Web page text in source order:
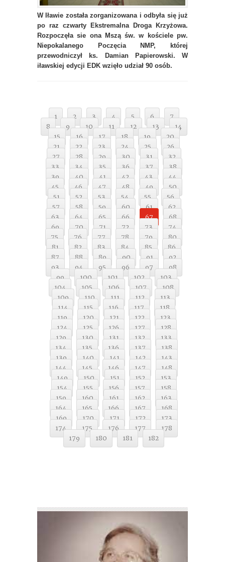
W Iławie została zorganizowana i odbyła się już
po raz czwarty Ekstremalna Droga Krzyżowa.
Rozpoczęła sie ona Mszą św. w kościele pw.
Niepokalanego Poczęcia NMP, której
przewodniczył ks. Damian Papierowski. W
iławskiej edycji EDK wzięło udział 90 osób.
1 2 3 4 5 6
7
8
9 10 11 12 13
14
15
16 17 18 19
20
21
22 23 24 25
26
27
28 29 30 31
32
33
34 35 36 37
38
39
40 41 42 43
44
45
46 47 48 49
50
51
52 53 54 55
56
57
58 59 60 61
62
63
64 65 66 67
68
69
70 71 72 73
74
75
76 77 78 79
80
81
82 83 84 85
86
87
88 89 90 91
92
93
94 95 96 97
98
99
100 101 102
103
104
105 106 107
108
109
110 111 112
113
114
115 116 117
118
119
120 121 122
123
124
125 126 127
128
129
130 131 132
133
134
135 136 137
138
139
140 141 142
143
144
145 146 147
148
149
150 151 152
153
154
155 156 157
158
159
160 161 162
163
164
165 166 167
168
169
170 171 172
173
174
175 176 177
178
179
180 181 182